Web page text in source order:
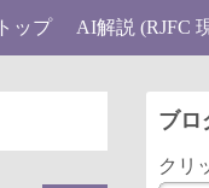
トップ AI解説 (RJFC
ブロ
クリ